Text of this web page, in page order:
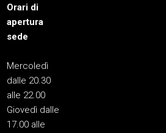
Orari di
apertura
sede
Mercoledì
dalle 20.30
alle 22.00
Giovedì dalle
17.00 alle